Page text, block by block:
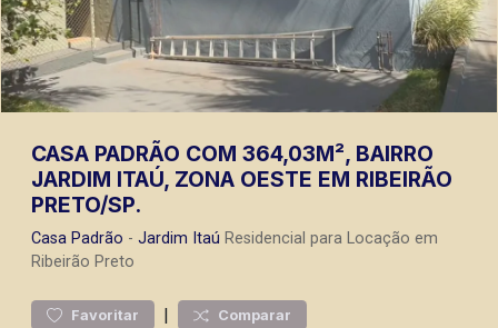
CASA PADRÃO COM 364,03M², BAIRRO
JARDIM ITAÚ, ZONA OESTE EM RIBEIRÃO
PRETO/SP.
Casa Padrão - Jardim Itaú Residencial para Locação em
Ribeirão Preto
Favoritar | Comparar